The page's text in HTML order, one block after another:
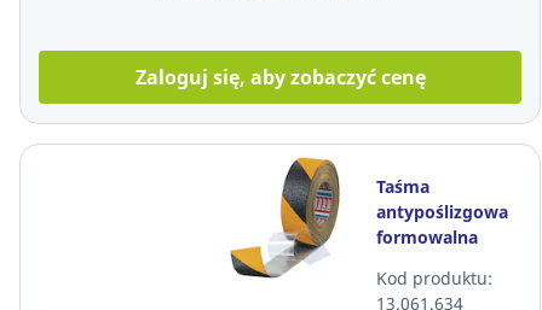
Zaloguj się, aby zobaczyć cenę
Taśma
antypoślizgowa
formowalna
żółto-czarna, 50
Kod produktu:
13.061.634